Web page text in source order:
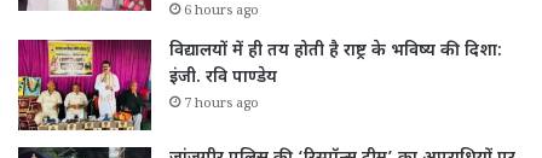
6 hours ago
विद्यालयों में ही तय होती है राष्ट्र के भविष्य की दिशा:
इंजी. रवि पाण्डेय
7 hours ago